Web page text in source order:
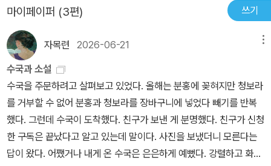
한 표정을 지으며 말했다. 저는 좀 다른 생각이 드네요. 내부는 영혼과
가축, 외부가 인간 같아요. 뭐든 인간으로부터 보호해야 할 것 같아서
요. (이서수, 『첫사랑이 언니에게 남긴 것』中에서)​삼천 원과 오천 원
사이의 이천 원. 이천 원이 있으면 삶이 약간은 편해질 수 있지 않느냐
고 이천 원은 그런 돈이라고 말하는 언니. 사랑의 정의나 의미를 뛰어
넘기보다 그런 게 있냐는 식으로 살며 사랑하는 언니. 『첫사랑이 언니
에게 남긴 것』은 언니의 이야기를 하는 것 같으면서도 동생인 나의 이
야기를 슬쩍 끼어 넣는 방식으로 첫사랑이든 어떤 사랑이든 사랑이
우리에게 남겼거나 남길 뻔한 것들을 타전해 준다. 여기는 사랑의 세
계, 들리십니까. 네. 들립니다. 그럼 이건 어떨까요. 아무것도 남지 않
정연 역시 다른 사람들과 다르게 사는 언니를 이해하지 못하다 자신
이 짝사랑했던 남자와 우연한 만남 후 언니를 이해하기 시작한다.자
신을 이해하지 못하는 가족보다는 모든 것이 낯선 이방인들이 모여
사는 곳에서 평안을 느끼는 정혜가 조금은 이해되기도 한다.<도서는
위즈덤하우스 위픽 서포터즈로 활동 중 제공받은 도서입니다.>
마이페이퍼 (3편) 쓰기
자목련 2026-06-21
수국과 소설
수국을 주문하려고 살펴보고 있었다. 올해는 분홍에 꽂혀지만 청보라
를 거부할 수 없어 분홍과 청보라를 장바구니에 넣었다 빼기를 반복
했다. 그런데 수국이 도착했다. 친구가 보낸 게 분명했다. 친구가 신청
한 구독은 끝났다고 알고 있는데 말이다. 사진을 보냈더니 모른다는
답이 왔다. 어쨌거나 내게 온 수국은 은은하게 예뻤다. 강렬하고 화려